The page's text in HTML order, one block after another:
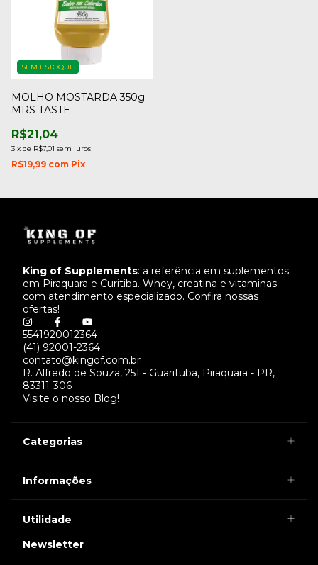
SEM ESTOQUE
MOLHO MOSTARDA 350g
MRS TASTE
R$21,04
3 x de R$7,01 sem juros
R$19,99 com Pix
King of Supplements: a referência em suplementos
em Piraquara e Curitiba. Whey, creatina e vitaminas
com atendimento especializado. Confira nossas
ofertas!
5541920012364
(41) 92001-2364
contato@kingof.com.br
R. Alfredo de Souza, 251 - Guarituba, Piraquara - PR,
83311-306
Visite o nosso Blog!
Categorias
Informações
Utilidade
Newsletter